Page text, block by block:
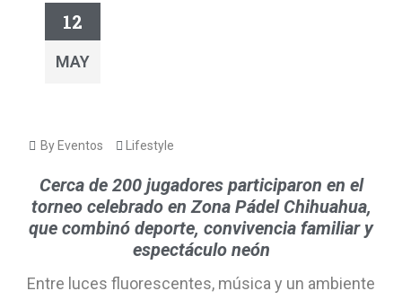
12
MAY
By Eventos Lifestyle
Cerca de 200 jugadores participaron en el
torneo celebrado en Zona Pádel Chihuahua,
que combinó deporte, convivencia familiar y
espectáculo neón
Entre luces fluorescentes, música y un ambiente